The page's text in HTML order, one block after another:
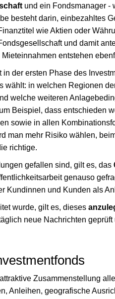
und ein Fondsmanager -
besteht darin, einbezahltes
wie Aktien oder
und damit
entstehen
in der ersten Phase des
wählt: in welchen Regionen
welche weiteren
Beispiel, dass entschieden
sowie in allen
man mehr Risiko wählen,
richtige.
gefallen sind, gilt es, das
genauso
Kundinnen und Kunden als
wurde, gilt es, dieses
neue Nachrichten
attraktive Zusammenstellung
Anleihen, geografische